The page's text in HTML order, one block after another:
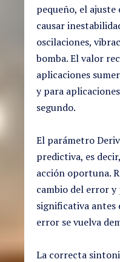
pequeño, el ajuste
causar
oscilaciones,
bomba. El valor
aplicaciones
y para
segundo.
El parámetro
predictiva, es
acción oportuna.
cambio del error
significativa antes
error se vuelva
La correcta